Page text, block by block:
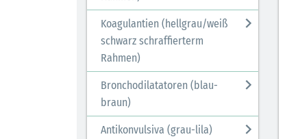
Koagulantien (hellgrau/weiß
schwarz schraffierterm
Rahmen)
Bronchodilatatoren (blau-
braun)
Antikonvulsiva (grau-lila)